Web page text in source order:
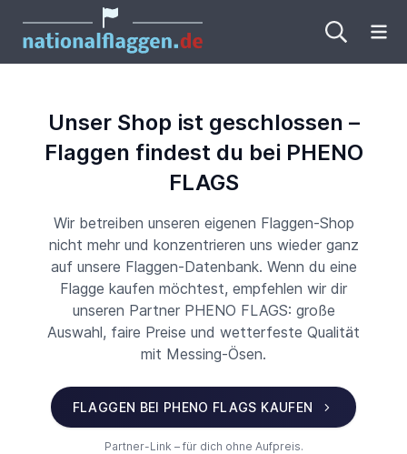
Unser Shop ist geschlossen –
Flaggen findest du bei PHENO
FLAGS
Wir betreiben unseren eigenen Flaggen-Shop
nicht mehr und konzentrieren uns wieder ganz
auf unsere Flaggen-Datenbank. Wenn du eine
Flagge kaufen möchtest, empfehlen wir dir
unseren Partner PHENO FLAGS: große
Auswahl, faire Preise und wetterfeste Qualität
mit Messing-Ösen.
FLAGGEN BEI PHENO FLAGS KAUFEN
Partner-Link – für dich ohne Aufpreis.